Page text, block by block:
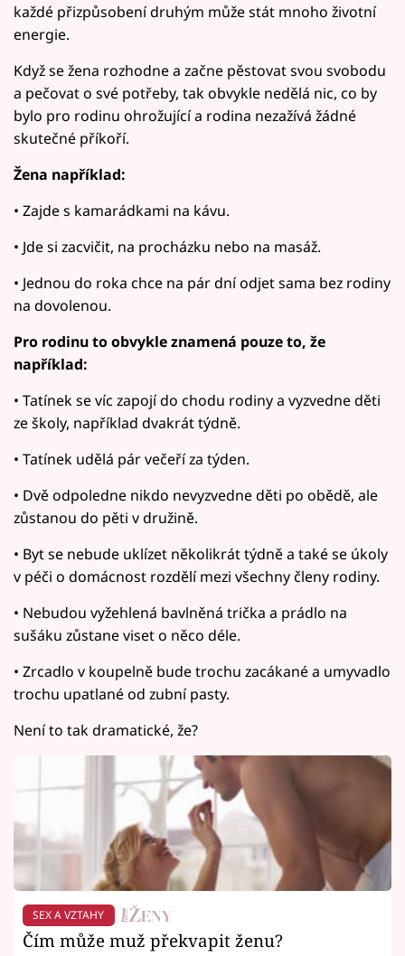
každé přizpůsobení druhým může stát mnoho životní
energie.
Když se žena rozhodne a začne pěstovat svou svobodu
a pečovat o své potřeby, tak obvykle nedělá nic, co by
bylo pro rodinu ohrožující a rodina nezažívá žádné
skutečné příkoří.
Žena například:
• Zajde s kamarádkami na kávu.
• Jde si zacvičit, na procházku nebo na masáž.
• Jednou do roka chce na pár dní odjet sama bez rodiny
na dovolenou.
Pro rodinu to obvykle znamená pouze to, že
například:
• Tatínek se víc zapojí do chodu rodiny a vyzvedne děti
ze školy, například dvakrát týdně.
• Tatínek udělá pár večeří za týden.
• Dvě odpoledne nikdo nevyzvedne děti po obědě, ale
zůstanou do pěti v družině.
• Byt se nebude uklízet několikrát týdně a také se úkoly
v péči o domácnost rozdělí mezi všechny členy rodiny.
• Nebudou vyžehlená bavlněná trička a prádlo na
sušáku zůstane viset o něco déle.
• Zrcadlo v koupelně bude trochu zacákané a umyvadlo
trochu upatlané od zubní pasty.
Není to tak dramatické, že?
SEX A VZTAHY
Čím může muž překvapit ženu?